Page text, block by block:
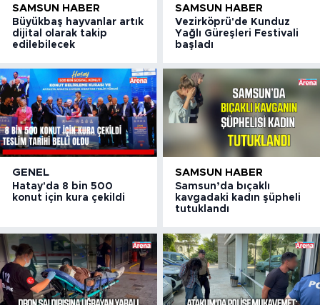
SAMSUN HABER
Büyükbaş hayvanlar artık
dijital olarak takip
edilebilecek
SAMSUN HABER
Vezirköprü'de Kunduz
Yağlı Güreşleri Festivali
başladı
GENEL
Hatay'da 8 bin 500
konut için kura çekildi
SAMSUN HABER
Samsun’da bıçaklı
kavgadaki kadın şüpheli
tutuklandı